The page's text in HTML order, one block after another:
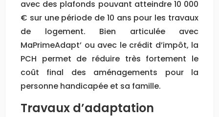
avec des plafonds pouvant atteindre 10 000
€ sur une période de 10 ans pour les travaux
de logement. Bien articulée avec
MaPrimeAdapt’ ou avec le crédit d’impôt, la
PCH permet de réduire très fortement le
coût final des aménagements pour la
personne handicapée et sa famille.
Travaux d’adaptation